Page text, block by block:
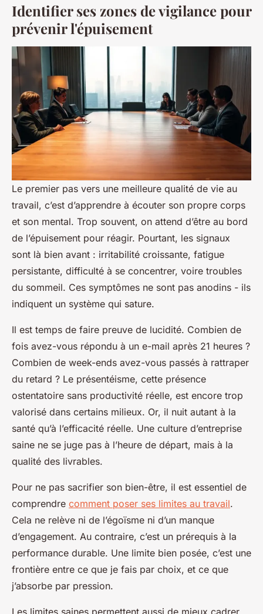
Identifier ses zones de vigilance pour
prévenir l'épuisement
Le premier pas vers une meilleure qualité de vie au
travail, c’est d’apprendre à écouter son propre corps
et son mental. Trop souvent, on attend d’être au bord
de l’épuisement pour réagir. Pourtant, les signaux
sont là bien avant : irritabilité croissante, fatigue
persistante, difficulté à se concentrer, voire troubles
du sommeil. Ces symptômes ne sont pas anodins - ils
indiquent un système qui sature.
Il est temps de faire preuve de lucidité. Combien de
fois avez-vous répondu à un e-mail après 21 heures ?
Combien de week-ends avez-vous passés à rattraper
du retard ? Le présentéisme, cette présence
ostentatoire sans productivité réelle, est encore trop
valorisé dans certains milieux. Or, il nuit autant à la
santé qu’à l’efficacité réelle. Une culture d’entreprise
saine ne se juge pas à l’heure de départ, mais à la
qualité des livrables.
Pour ne pas sacrifier son bien-être, il est essentiel de
comprendre comment poser ses limites au travail.
Cela ne relève ni de l’égoïsme ni d’un manque
d’engagement. Au contraire, c’est un prérequis à la
performance durable. Une limite bien posée, c’est une
frontière entre ce que je fais par choix, et ce que
j’absorbe par pression.